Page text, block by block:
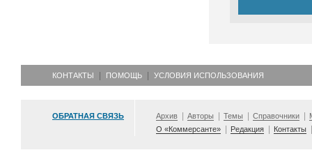
КОНТАКТЫ ПОМОЩЬ УСЛОВИЯ ИСПОЛЬЗОВАНИЯ
ОБРАТНАЯ СВЯЗЬ Архив Авторы Темы Справочники
О «Коммерсанте»
Редакция Контакты